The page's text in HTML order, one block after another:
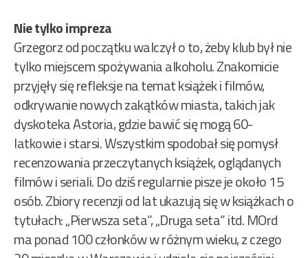
Nie tylko impreza
Grzegorz od początku walczył o to, żeby klub był nie
tylko miejscem spożywania alkoholu. Znakomicie
przyjęły się refleksje na temat książek i filmów,
odkrywanie nowych zakątków miasta, takich jak
dyskoteka Astoria, gdzie bawić się mogą 60-
latkowie i starsi. Wszystkim spodobał się pomysł
recenzowania przeczytanych książek, oglądanych
filmów i seriali. Do dziś regularnie pisze je około 15
osób. Zbiory recenzji od lat ukazują się w książkach o
tytułach: „Pierwsza seta”, „Druga seta” itd. MOrd
ma ponad 100 członków w różnym wieku, z czego